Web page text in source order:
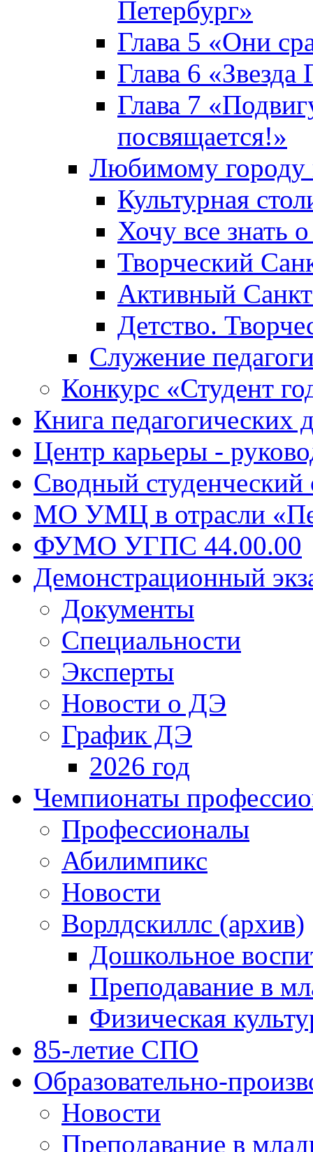
Петербург»
Глава 5 «Они
Глава 6 «Звезда
Глава 7
посвящается!»
Любимому городу
Культурная
Хочу все знать
Творческий
Активный
Детство.
Служение
Конкурс «Студент
Книга педагогических
Центр карьеры -
Сводный
МО УМЦ в отрасли
ФУМО УГПС 44.00.00
Демонстрационный
Документы
Специальности
Эксперты
Новости о ДЭ
График ДЭ
2026 год
Чемпионаты
Профессионалы
Абилимпикс
Новости
Ворлдскиллс (архив)
Дошкольное
Преподавание в
Физическая
85-летие СПО
Образовательно-
Новости
Преподавание в